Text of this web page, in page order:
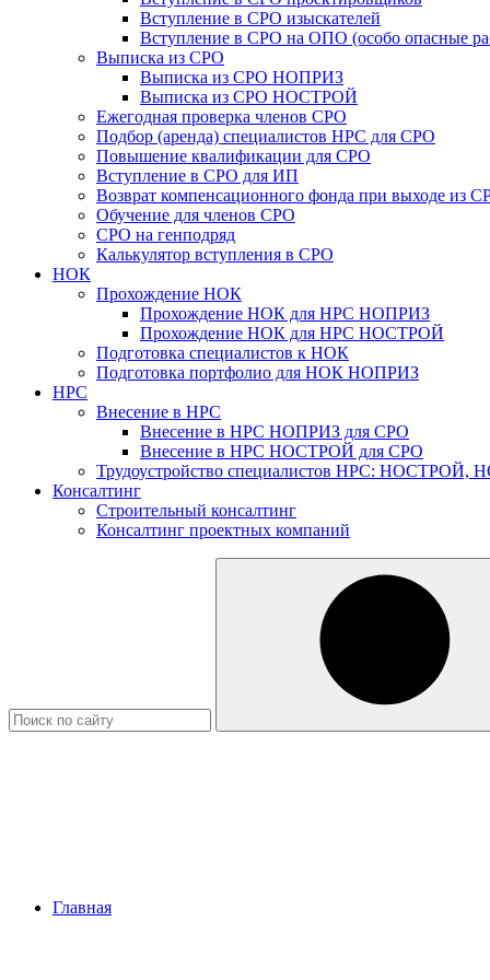
Вступление в СРО изыскателей
Вступление в СРО на ОПО (особо опасные
Выписка из СРО
Выписка из СРО НОПРИЗ
Выписка из СРО НОСТРОЙ
Ежегодная проверка членов СРО
Подбор (аренда) специалистов НРС для СРО
Повышение квалификации для СРО
Вступление в СРО для ИП
Возврат компенсационного фонда при выходе из
Обучение для членов СРО
СРО на генподряд
Калькулятор вступления в СРО
НОК
Прохождение НОК
Прохождение НОК для НРС НОПРИЗ
Прохождение НОК для НРС НОСТРОЙ
Подготовка специалистов к НОК
Подготовка портфолио для НОК НОПРИЗ
НРС
Внесение в НРС
Внесение в НРС НОПРИЗ для СРО
Внесение в НРС НОСТРОЙ для СРО
Трудоустройство специалистов НРС: НОСТРОЙ,
Консалтинг
Строительный консалтинг
Консалтинг проектных компаний
Главная